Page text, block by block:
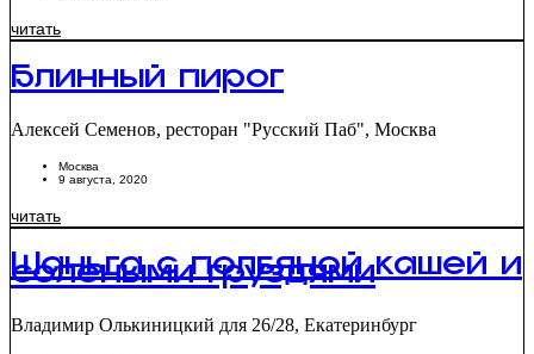
читать
Блинный пирог
Алексей Семенов, ресторан "Русский Паб", Москва
Москва
9 августа, 2020
читать
Шаньга с полбяной кашей и
солеными груздями
Владимир Олькиницкий для 26/28, Екатеринбург